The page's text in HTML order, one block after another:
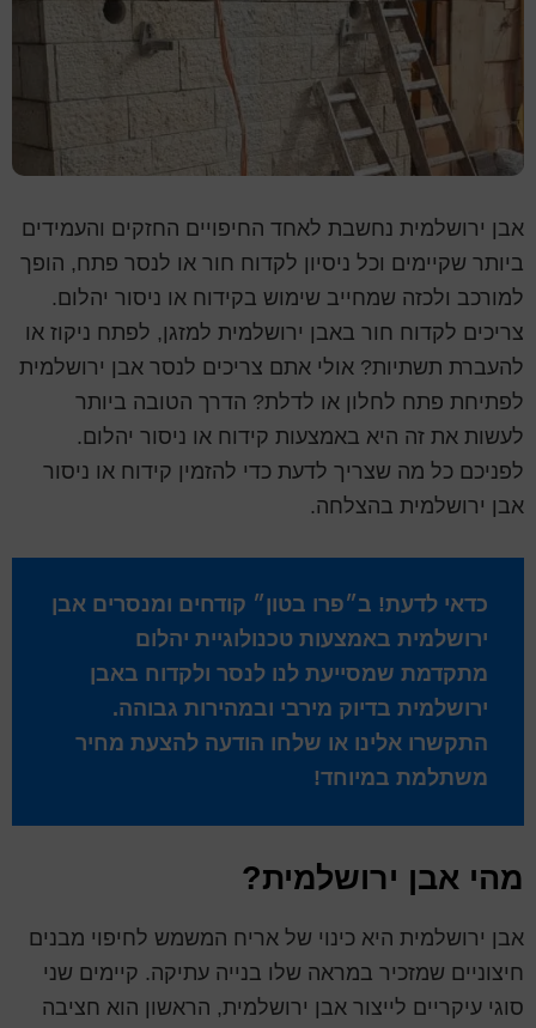
אבן ירושלמית נחשבת לאחד החיפויים החזקים והעמידים
ביותר שקיימים וכל ניסיון לקדוח חור או לנסר פתח, הופך
למורכב ולכזה שמחייב שימוש בקידוח או ניסור יהלום.
צריכים לקדוח חור באבן ירושלמית למזגן, לפתח ניקוז או
להעברת תשתיות? אולי אתם צריכים לנסר אבן ירושלמית
לפתיחת פתח לחלון או לדלת? הדרך הטובה ביותר
לעשות את זה היא באמצעות קידוח או ניסור יהלום.
לפניכם כל מה שצריך לדעת כדי להזמין קידוח או ניסור
אבן ירושלמית בהצלחה.
כדאי לדעת! ב״פרו בטון״ קודחים ומנסרים אבן
ירושלמית באמצעות טכנולוגיית יהלום
מתקדמת שמסייעת לנו לנסר ולקדוח באבן
ירושלמית בדיוק מירבי ובמהירות גבוהה.
התקשרו אלינו או שלחו הודעה להצעת מחיר
משתלמת במיוחד!
מהי אבן ירושלמית?
אבן ירושלמית היא כינוי של אריח המשמש לחיפוי מבנים
חיצוניים שמזכיר במראה שלו בנייה עתיקה. קיימים שני
סוגי עיקריים לייצור אבן ירושלמית, הראשון הוא חציבה